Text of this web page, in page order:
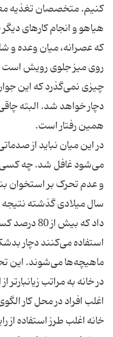
کنیم. متخصصان تغذیه
هیاهو و انجام کارهای
که عصرانه، میان وعده و
روی میز جلوی رویش است
چیزی نمی‌گذرد که این
دچار خواهد شد. البته
در این میان نباید از
می‌شود غافل شد. چه کسی
و عدم تحرک بر استخوان
سال میلادی گذشته نتیجه
استفاده می‌کنند دچار
ماهیچه‌ها می‌شوند. این
در خانه به مراتب
اغلب افراد در محل کار
خانه اغلب طرز استفاده از